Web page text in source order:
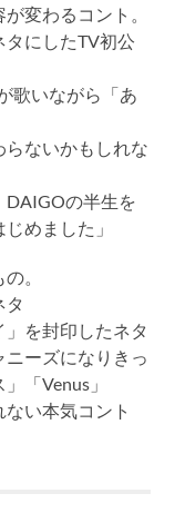
変わるコント。
タにしたTV初公
歌いながら「あ
らないかもしれな
DAIGOの半生を
めました」
。
タ
」を封印したネタ
ニーズになりきっ
「Venus」
い本気コント